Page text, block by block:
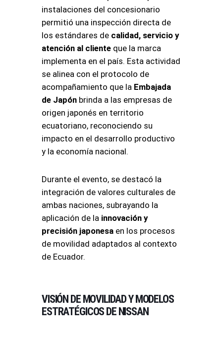
instalaciones del concesionario
permitió una inspección directa de
los estándares de calidad, servicio y
atención al cliente que la marca
implementa en el país. Esta actividad
se alinea con el protocolo de
acompañamiento que la Embajada
de Japón brinda a las empresas de
origen japonés en territorio
ecuatoriano, reconociendo su
impacto en el desarrollo productivo
y la economía nacional.
Durante el evento, se destacó la
integración de valores culturales de
ambas naciones, subrayando la
aplicación de la innovación y
precisión japonesa en los procesos
de movilidad adaptados al contexto
de Ecuador.
VISIÓN DE MOVILIDAD Y MODELOS
ESTRATÉGICOS DE NISSAN